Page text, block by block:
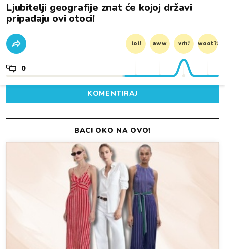
Ljubitelji geografije znat će kojoj državi
pripadaju ovi otoci!
lol! aww vrh! woot?!
0
KOMENTIRAJ